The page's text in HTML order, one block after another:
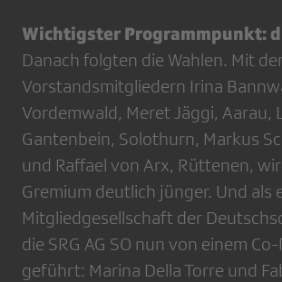
Wichtigster Programmpunkt:
Danach folgten die Wahlen. Mit
Vorstandsmitgliedern Irina
Vordemwald, Meret Jäggi, Aarau,
Gantenbein, Solothurn, Markus
und Raffael von Arx, Rüttenen,
Gremium deutlich jünger. Und als
Mitgliedgesellschaft der
die SRG AG SO nun von einem
geführt: Marina Della Torre und